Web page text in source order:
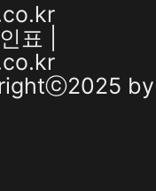
표 |
by